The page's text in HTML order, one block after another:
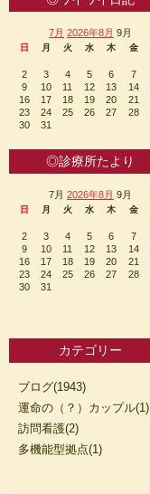
7月 2026年8月 9月
日 月 火 水 木 金
2
3 4 5 6 7
9
10 11 12 13 14
16
17 18 19 20 21
23
24 25 26 27 28
30
31
◎診療所たより
7月 2026年8月 9月
日 月 火 水 木 金
2
3 4 5 6 7
9
10 11 12 13 14
16
17 18 19 20 21
23
24 25 26 27 28
30
31
カテゴリー
ブログ(1943)
運命の（？）カップル(1)
訪問看護(2)
多機能型拠点(1)